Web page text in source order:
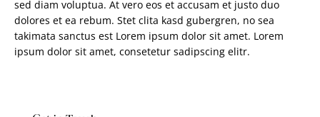
sed diam voluptua. At vero eos et accusam et justo duo
dolores et ea rebum. Stet clita kasd gubergren, no sea
takimata sanctus est Lorem ipsum dolor sit amet. Lorem
ipsum dolor sit amet, consetetur sadipscing elitr.